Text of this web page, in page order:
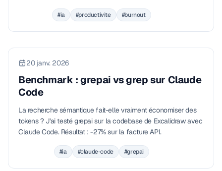
#ia #productivite #burnout
20 janv. 2026
Benchmark : grepai vs grep sur Claude
Code
La recherche sémantique fait-elle vraiment économiser des
tokens ? J'ai testé grepai sur la codebase de Excalidraw avec
Claude Code. Résultat : -27% sur la facture API.
#ia #claude-code #grepai